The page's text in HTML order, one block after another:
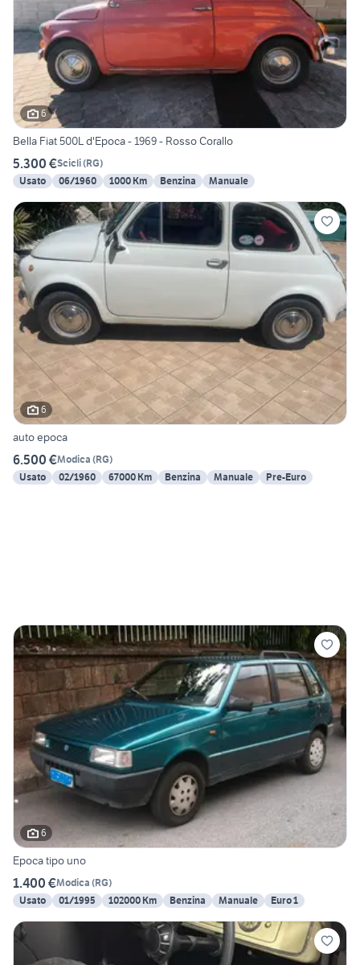
6
Bella Fiat 500L d'Epoca - 1969 - Rosso Corallo
5.300 €Scicli(RG)
Usato
06/1960 1000 Km Benzina Manuale
6
auto epoca
6.500 €Modica (RG)
Usato
02/1960 67000 Km Benzina Manuale Pre-Euro
6
Epoca tipo uno
1.400 €Modica (RG)
Usato
01/1995 102000 Km Benzina Manuale Euro 1